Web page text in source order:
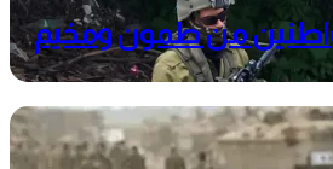
من طمون ومخيم